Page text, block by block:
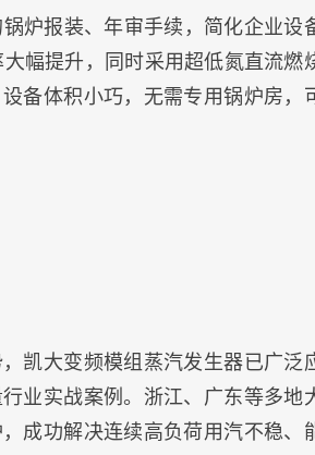
炉报装、年审手续，简化企业设
幅提升，同时采用超低氮直流燃
备体积小巧，无需专用锅炉房，可
凯大变频模组蒸汽发生器已广泛
业实战案例。浙江、广东等多地
成功解决连续高负荷用汽不稳、